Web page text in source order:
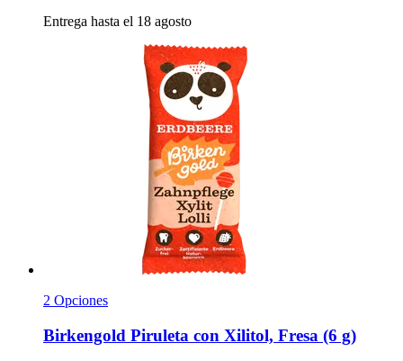
Entrega hasta el 18 agosto
2 Opciones
Birkengold Piruleta con Xilitol, Fresa (6 g)